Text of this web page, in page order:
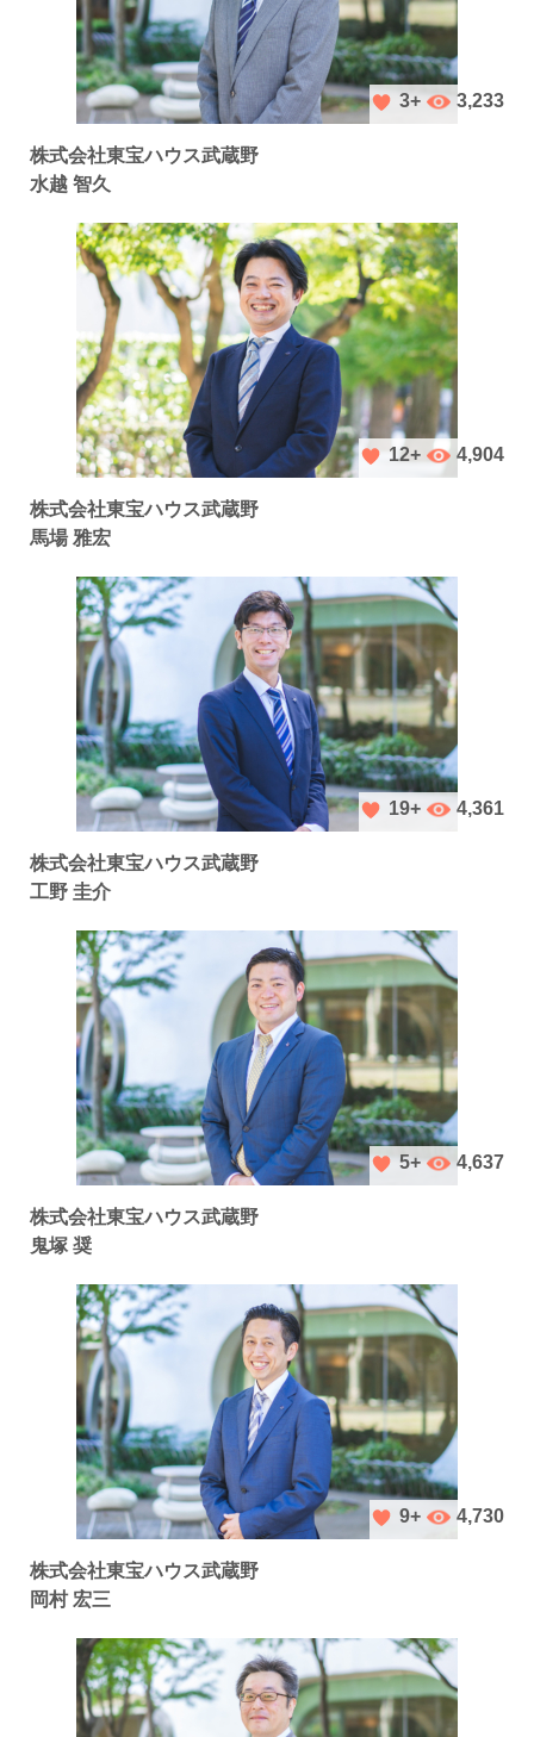
3+ 3,233
株式会社東宝ハウス武蔵野
水越 智久
12+ 4,904
株式会社東宝ハウス武蔵野
馬場 雅宏
19+ 4,361
株式会社東宝ハウス武蔵野
工野 圭介
5+ 4,637
株式会社東宝ハウス武蔵野
鬼塚 奨
9+ 4,730
株式会社東宝ハウス武蔵野
岡村 宏三